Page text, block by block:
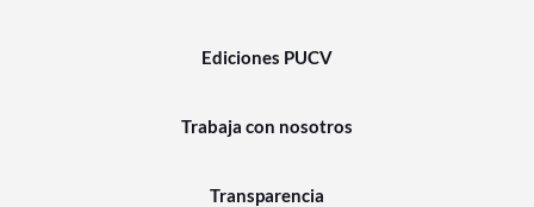
Ediciones PUCV
Trabaja con nosotros
Transparencia